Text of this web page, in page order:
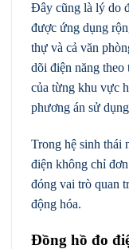
Đây cũng là lý do
được ứng dụng
thự và cả văn
dõi điện năng
của từng khu vực
phương án sử
Trong hệ sinh thái
điện không chỉ
đóng vai trò quan
động hóa.
Đồng hồ đo